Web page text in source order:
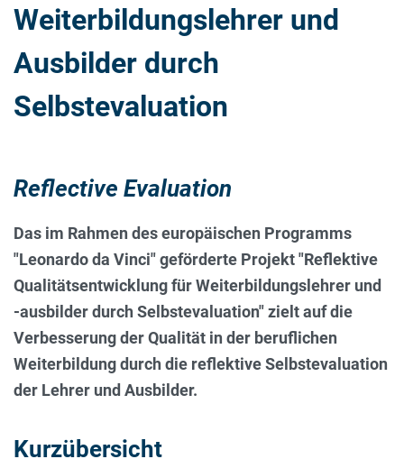
Weiterbildungslehrer und
Ausbilder durch
Selbstevaluation
Reflective Evaluation
Das im Rahmen des europäischen Programms
"Leonardo da Vinci" geförderte Projekt "Reflektive
Qualitätsentwicklung für Weiterbildungslehrer und
-ausbilder durch Selbstevaluation" zielt auf die
Verbesserung der Qualität in der beruflichen
Weiterbildung durch die reflektive Selbstevaluation
der Lehrer und Ausbilder.
Kurzübersicht